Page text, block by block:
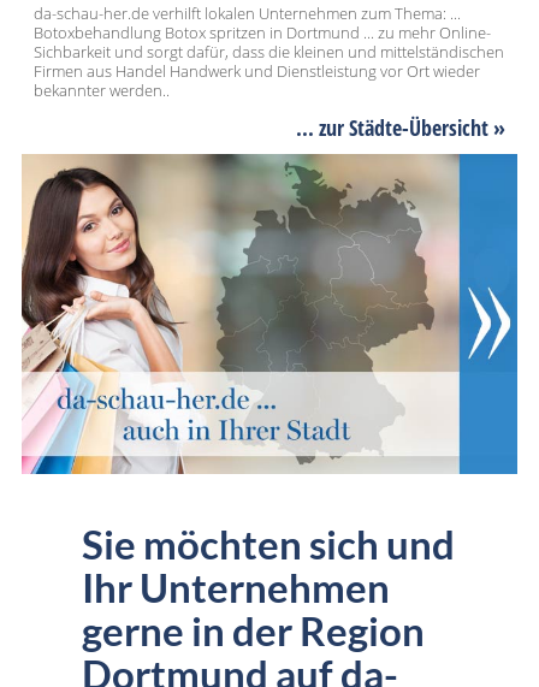
da-schau-her.de verhilft lokalen Unternehmen zum Thema: ...
Botoxbehandlung Botox spritzen in Dortmund ... zu mehr Online-
Sichbarkeit und sorgt dafür, dass die kleinen und mittelständischen
Firmen aus Handel Handwerk und Dienstleistung vor Ort wieder
bekannter werden..
... zur Städte-Übersicht »
Sie möchten sich und
Ihr Unternehmen
gerne in der Region
Dortmund auf da-